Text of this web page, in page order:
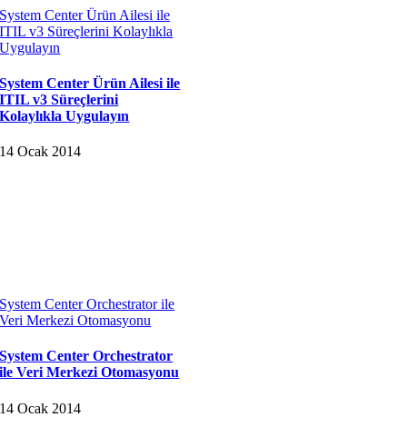
System Center Ürün Ailesi ile
ITIL v3 Süreçlerini Kolaylıkla
Uygulayın
System Center Ürün Ailesi ile
ITIL v3 Süreçlerini
Kolaylıkla Uygulayın
14 Ocak 2014
System Center Orchestrator ile
Veri Merkezi Otomasyonu
System Center Orchestrator
ile Veri Merkezi Otomasyonu
14 Ocak 2014